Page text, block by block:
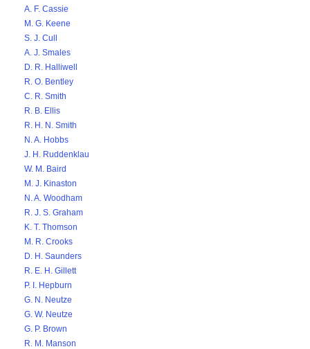
A. F. Cassie
M. G. Keene
S. J. Cull
A. J. Smales
D. R. Halliwell
R. O. Bentley
C. R. Smith
R. B. Ellis
R. H. N. Smith
N. A. Hobbs
J. H. Ruddenklau
W. M. Baird
M. J. Kinaston
N. A. Woodham
R. J. S. Graham
K. T. Thomson
M. R. Crooks
D. H. Saunders
R. E. H. Gillett
P. I. Hepburn
G. N. Neutze
G. W. Neutze
G. P. Brown
R. M. Manson